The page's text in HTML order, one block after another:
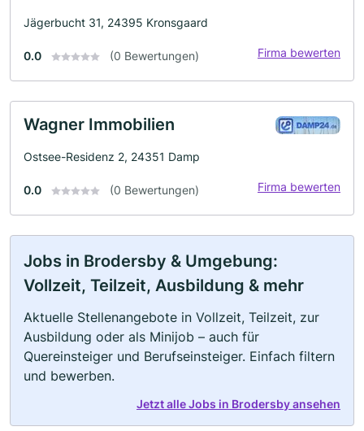
Jägerbucht 31, 24395 Kronsgaard
0.0 (0 Bewertungen) Firma bewerten
Wagner Immobilien
Ostsee-Residenz 2, 24351 Damp
0.0 (0 Bewertungen) Firma bewerten
Jobs in Brodersby & Umgebung:
Vollzeit, Teilzeit, Ausbildung & mehr
Aktuelle Stellenangebote in Vollzeit, Teilzeit, zur
Ausbildung oder als Minijob – auch für
Quereinsteiger und Berufseinsteiger. Einfach filtern
und bewerben.
Jetzt alle Jobs in Brodersby ansehen